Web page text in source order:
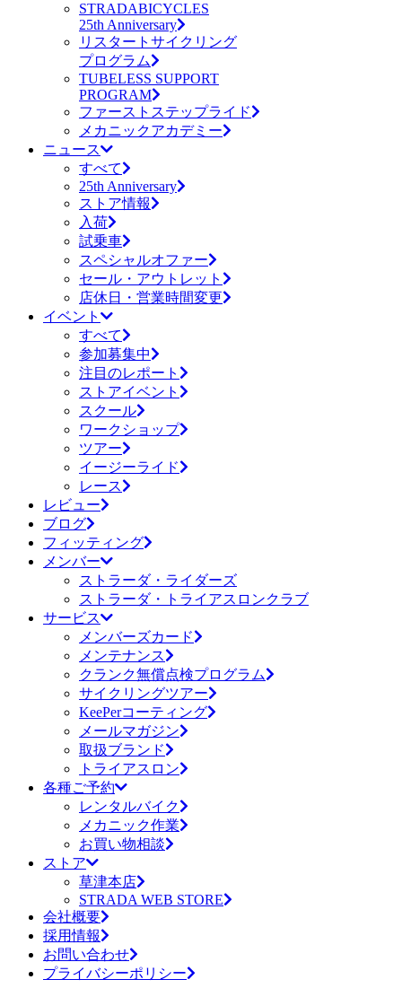
STRADABICYCLES
25th Anniversary
リスタートサイクリング
プログラム
TUBELESS SUPPORT
PROGRAM
ファーストステップライド
メカニックアカデミー
ニュース
すべて
25th Anniversary
ストア情報
入荷
試乗車
スペシャルオファー
セール・アウトレット
店休日・営業時間変更
イベント
すべて
参加募集中
注目のレポート
ストアイベント
スクール
ワークショップ
ツアー
イージーライド
レース
レビュー
ブログ
フィッティング
メンバー
ストラーダ・ライダーズ
ストラーダ・トライアスロンクラブ
サービス
メンバーズカード
メンテナンス
クランク無償点検プログラム
サイクリングツアー
KeePerコーティング
メールマガジン
取扱ブランド
トライアスロン
各種ご予約
レンタルバイク
メカニック作業
お買い物相談
ストア
草津本店
STRADA WEB STORE
会社概要
採用情報
お問い合わせ
プライバシーポリシー